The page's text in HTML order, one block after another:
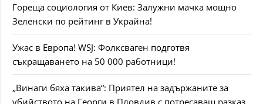
Гореща социология от Киев: Залужни мачка мощно
Зеленски по рейтинг в Украйна!
Ужас в Европа! WSJ: Фолксваген подготвя
съкращаването на 50 000 работници!
„Винаги бяха такива“: Приятел на задържаните за
убийството на Георги в Пловдив с потресаващ разказ